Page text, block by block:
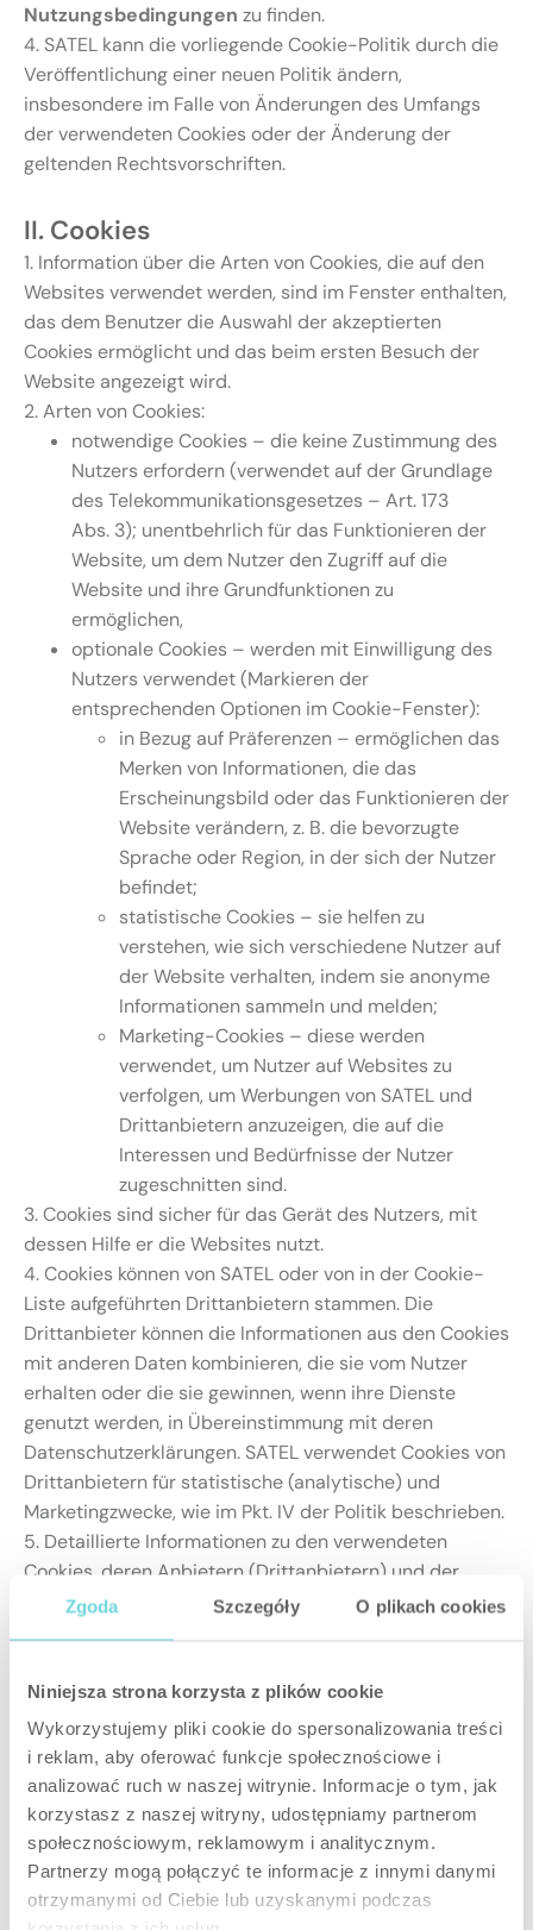
Zgoda Szczegóły O plikach cookies
Niniejsza strona korzysta z plików cookie
Wykorzystujemy pliki cookie do spersonalizowania treści
i reklam, aby oferować funkcje społecznościowe i
analizować ruch w naszej witrynie. Informacje o tym, jak
korzystasz z naszej witryny, udostępniamy partnerom
społecznościowym, reklamowym i analitycznym.
Partnerzy mogą połączyć te informacje z innymi danymi
otrzymanymi od Ciebie lub uzyskanymi podczas
Nutzungsbedingungen zu finden.
4. SATEL kann die vorliegende Cookie-Politik durch die
Veröffentlichung einer neuen Politik ändern,
insbesondere im Falle von Änderungen des Umfangs
der verwendeten Cookies oder der Änderung der
geltenden Rechtsvorschriften.
II. Cookies
1. Information über die Arten von Cookies, die auf den
Websites verwendet werden, sind im Fenster enthalten,
das dem Benutzer die Auswahl der akzeptierten
Cookies ermöglicht und das beim ersten Besuch der
Website angezeigt wird.
2. Arten von Cookies:
notwendige Cookies – die keine Zustimmung des
Nutzers erfordern (verwendet auf der Grundlage
des Telekommunikationsgesetzes – Art. 173
Abs. 3); unentbehrlich für das Funktionieren der
Website, um dem Nutzer den Zugriff auf die
Website und ihre Grundfunktionen zu
ermöglichen,
optionale Cookies – werden mit Einwilligung des
Nutzers verwendet (Markieren der
entsprechenden Optionen im Cookie-Fenster):
in Bezug auf Präferenzen – ermöglichen das
Merken von Informationen, die das
Erscheinungsbild oder das Funktionieren der
Website verändern, z. B. die bevorzugte
Sprache oder Region, in der sich der Nutzer
befindet;
statistische Cookies – sie helfen zu
verstehen, wie sich verschiedene Nutzer auf
der Website verhalten, indem sie anonyme
Informationen sammeln und melden;
Marketing-Cookies – diese werden
verwendet, um Nutzer auf Websites zu
verfolgen, um Werbungen von SATEL und
Drittanbietern anzuzeigen, die auf die
Interessen und Bedürfnisse der Nutzer
zugeschnitten sind.
3. Cookies sind sicher für das Gerät des Nutzers, mit
dessen Hilfe er die Websites nutzt.
4. Cookies können von SATEL oder von in der Cookie-
Liste aufgeführten Drittanbietern stammen. Die
Drittanbieter können die Informationen aus den Cookies
mit anderen Daten kombinieren, die sie vom Nutzer
erhalten oder die sie gewinnen, wenn ihre Dienste
genutzt werden, in Übereinstimmung mit deren
Datenschutzerklärungen. SATEL verwendet Cookies von
Drittanbietern für statistische (analytische) und
Marketingzwecke, wie im Pkt. IV der Politik beschrieben.
5. Detaillierte Informationen zu den verwendeten
Cookies, deren Anbietern (Drittanbietern) und der
Speicherdauer sind in derCookie-Listezu finden.
1. Der Nutzer kann jederzeit in dem auf der Website
unter dem Icon „Cookies” verfügbaren Cookie-Panel
Folgendes tun:
seine Einwilligung zur Verwendung von Cookies
auf der Website widerrufen;
seine Cookie-Einstellungen ändern.
2. Das Cookie-Panel:
enthält detaillierte Informationen über die auf der